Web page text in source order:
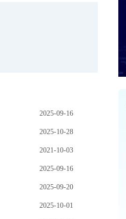
2025-09-16
2025-10-28
2021-10-03
2025-09-16
2025-09-20
2025-10-01